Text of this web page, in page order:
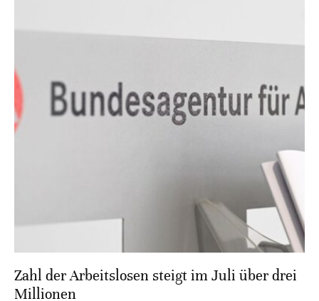
Zahl der Arbeitslosen steigt im Juli über drei
Millionen